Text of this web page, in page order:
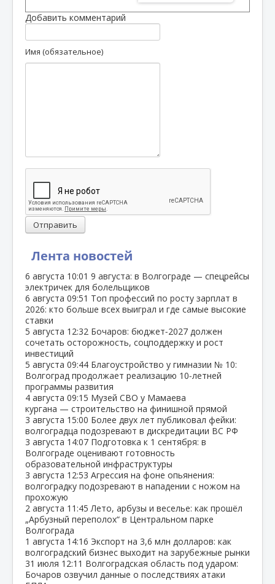
Лента новостей
6 августа 10:01 9 августа: в Волгограде — спецрейсы
электричек для болельщиков
6 августа 09:51 Топ профессий по росту зарплат в
2026: кто больше всех выиграл и где самые высокие
ставки
5 августа 12:32 Бочаров: бюджет‑2027 должен
сочетать осторожность, соцподдержку и рост
инвестиций
5 августа 09:44 Благоустройство у гимназии № 10:
Волгоград продолжает реализацию 10‑летней
программы развития
4 августа 09:15 Музей СВО у Мамаева
кургана — строительство на финишной прямой
3 августа 15:00 Более двух лет публиковал фейки:
волгоградца подозревают в дискредитации ВС РФ
3 августа 14:07 Подготовка к 1 сентября: в
Волгограде оценивают готовность
образовательной инфраструктуры
3 августа 12:53 Агрессия на фоне опьянения:
волгоградку подозревают в нападении с ножом на
прохожую
2 августа 11:45 Лето, арбузы и веселье: как прошёл
„Арбузный переполох“ в Центральном парке
Волгограда
1 августа 14:16 Экспорт на 3,6 млн долларов: как
волгоградский бизнес выходит на зарубежные рынки
31 июля 12:11 Волгоградская область под ударом:
Бочаров озвучил данные о последствиях атаки
Добавить комментарий
Имя (обязательное)
Отправить